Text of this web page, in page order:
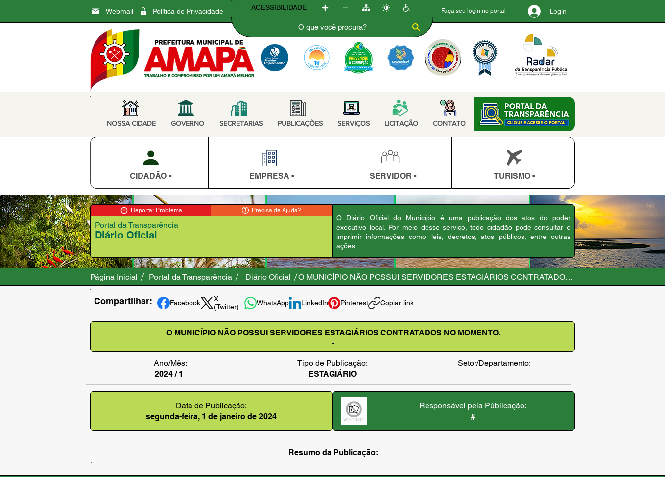
Webmail Política de Privacidade Faça seu login no portal Login
ACESSIBILIDADE
NOSSA CIDADE GOVERNO SECRETARIAS PUBLICAÇÕES SERVIÇOS LICITAÇÃO CONTATO
CIDADÃO • EMPRESA • SERVIDOR • TURISMO •
Reportar Problema Precisa de Ajuda?
Diário Oficial
Portal da Transparência
O Diário Oficial do Município é uma publicação dos atos do poder
executivo local. Por meio desse serviço, todo cidadão pode consultar e
imprimir informações como: leis, decretos, atos públicos, entre outras
ações.
Página Inicial Portal da Transparência Diário Oficial O MUNICÍPIO NÃO POSSUI SERVIDORES ESTAGIÁRIOS CONTRATADOS NO MOMENTO.
Compartilhar: Facebook
X
(Twitter)
WhatsApp LinkedIn Pinterest Copiar link
O MUNICÍPIO NÃO POSSUI SERVIDORES ESTAGIÁRIOS CONTRATADOS NO MOMENTO.
-
Ano/Mês:
2024 / 1
Tipo de Publicação:
ESTAGIÁRIO
Setor/Departamento:
Data de Publicação:
segunda-feira, 1 de janeiro de 2024
Responsável pela Públicação:
#
Resumo da Publicação: